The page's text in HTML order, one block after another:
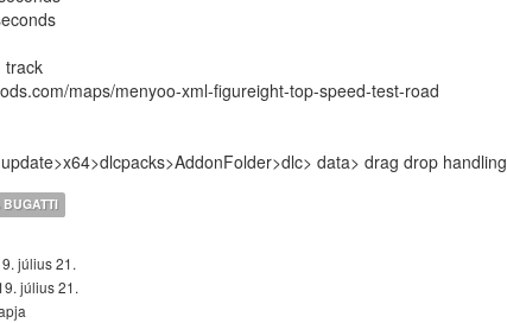
track
maps/menyoo-xml-figureight-top-speed-test-road
data> drag drop handling
BUGATTI
július 21.
július 21.